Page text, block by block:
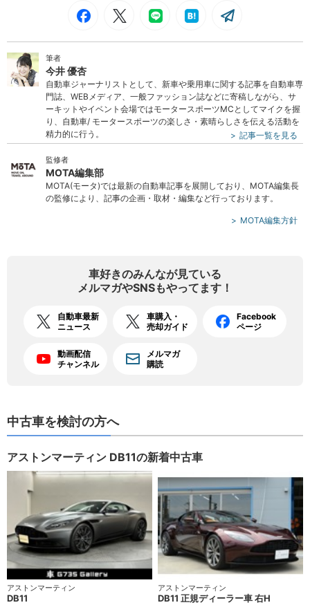
筆者
今井 優杏
自動車ジャーナリストとして、新車や乗用車に関する記事を自動車専
門誌、WEBメディア、一般ファッション誌などに寄稿しながら、サ
ーキットやイベント会場ではモータースポーツMCとしてマイクを握
り、自動車/ モータースポーツの楽しさ・素晴らしさを伝える活動を
精力的に行う。
記事一覧を見る
監修者
MOTA編集部
MOTA(モータ)では最新の自動車記事を展開しており、MOTA編集長
の監修により、記事の企画・取材・編集など行っております。
MOTA編集方針
車好きのみんなが見ている
メルマガやSNSもやってます！
自動車最新
ニュース
車購入・
売却ガイド
Facebook
ページ
動画配信
チャンネル
メルマガ
購読
中古車を検討の方へ
アストンマーティン DB11の新着中古車
アストンマーティン
DB11
アストンマーティン
DB11 正規ディーラー車 右H